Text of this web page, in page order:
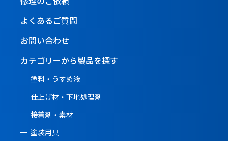
よくあるご質問
お問い合わせ
カテゴリーから製品を探す
塗料・うすめ液
仕上げ材・下地処理剤
接着剤・素材
塗装用具